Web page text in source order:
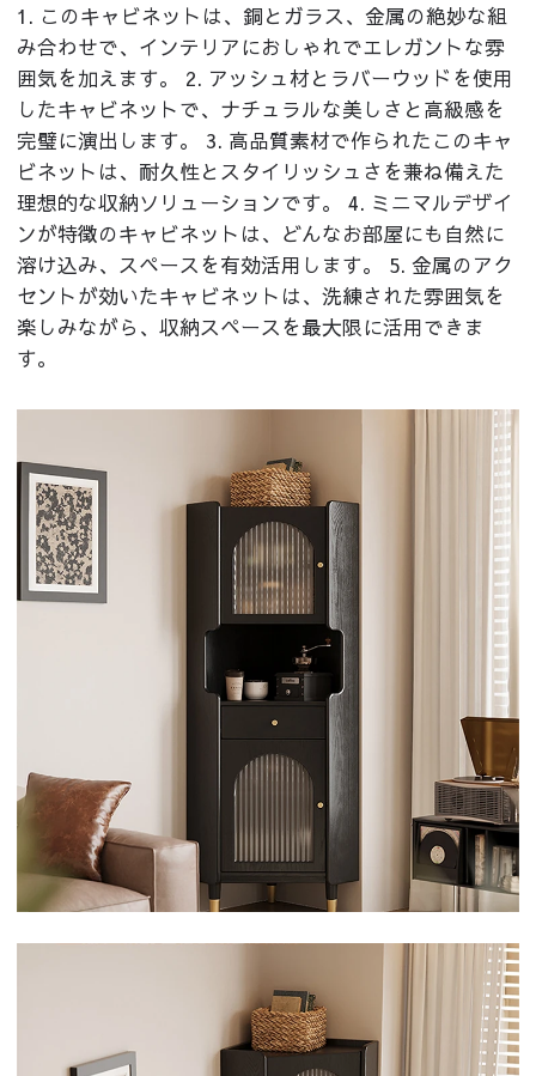
1. このキャビネットは、銅とガラス、金属の絶妙な組
み合わせで、インテリアにおしゃれでエレガントな雰
囲気を加えます。 2. アッシュ材とラバーウッドを使用
したキャビネットで、ナチュラルな美しさと高級感を
完璧に演出します。 3. 高品質素材で作られたこのキャ
ビネットは、耐久性とスタイリッシュさを兼ね備えた
理想的な収納ソリューションです。 4. ミニマルデザイ
ンが特徴のキャビネットは、どんなお部屋にも自然に
溶け込み、スペースを有効活用します。 5. 金属のアク
セントが効いたキャビネットは、洗練された雰囲気を
楽しみながら、収納スペースを最大限に活用できま
す。